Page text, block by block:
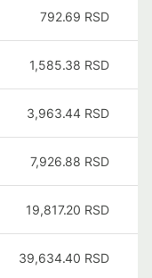
792.69 RSD
1,585.38 RSD
3,963.44 RSD
7,926.88 RSD
19,817.20 RSD
39,634.40 RSD